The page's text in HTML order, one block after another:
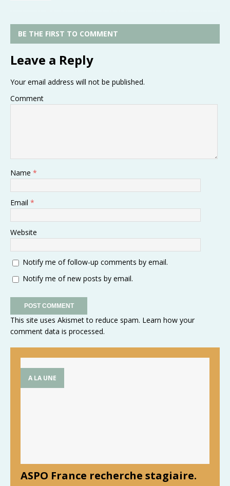
BE THE FIRST TO COMMENT
Leave a Reply
Your email address will not be published.
Comment
Name *
Email *
Website
Notify me of follow-up comments by email.
Notify me of new posts by email.
This site uses Akismet to reduce spam. Learn how your
comment data is processed.
A LA UNE
ASPO France recherche stagiaire.